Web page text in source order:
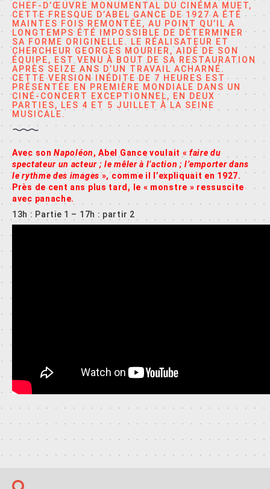
CHEF-D’ŒUVRE MONUMENTAL DU CINÉMA MUET,
CETTE FRESQUE D’ABEL GANCE DE 1927 A ÉTÉ
MAINTES FOIS REMONTÉE, AU POINT QU’IL A
LONGTEMPS ÉTÉ IMPOSSIBLE DE DÉTERMINER
SA FORME ORIGINELLE. LE RÉALISATEUR ET
CHERCHEUR GEORGES MOURIER, AIDÉ DE SON
ÉQUIPE, EST VENU À BOUT DE SA RESTAURATION
APRÈS SEIZE ANS D’UN TRAVAIL ACHARNÉ.
CETTE VERSION INÉDITE DE 7 HEURES EST
PRÉSENTÉE EN PREMIÈRE MONDIALE DANS UN
CINÉ-CONCERT EXCEPTIONNEL, EN DEUX
PARTIES, LES 4 ET 5 JUILLET À LA SEINE
MUSICALE.
Avec sonNapoléon, Abel Gance voulait « faire du
spectateur un acteur ; le mêler à l’action ; l’emporter dans
le rythme des images», comme il l’expliquait en 1927.
Près de cent ans plus tard, le « monstre » ressuscite
avec panache.
13h : Partie 1 – 17h : partir 2